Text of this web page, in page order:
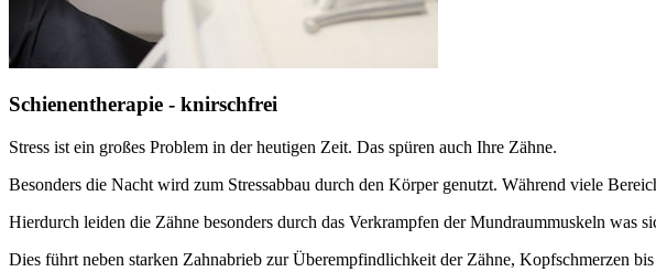
Schienentherapie - knirschfrei
Stress ist ein großes Problem in der heutigen Zeit. Das spüren auch Ihre Zähne.
Besonders die Nacht wird zum Stressabbau durch den Körper genutzt. Während viele
Hierdurch leiden die Zähne besonders durch das Verkrampfen der Mundraummuskeln was
Dies führt neben starken Zahnabrieb zur Überempfindlichkeit der Zähne, Kopfschmerzen